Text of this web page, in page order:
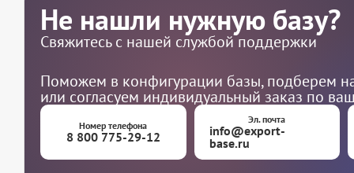
Не нашли нужную базу?
Свяжитесь с нашей службой поддержки
Поможем в конфигурации базы, подберем
или согласуем индивидуальный заказ по
Номер телефона
8 800 775-29-12
Эл. почта
info@export-
base.ru